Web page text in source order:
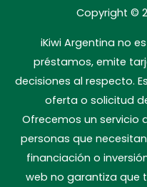
Copyright ©
iKiwi Argentina no
préstamos, emite
decisiones al respecto.
oferta o solicitud
Ofrecemos un servicio
personas que
financiación o
web no garantiza que